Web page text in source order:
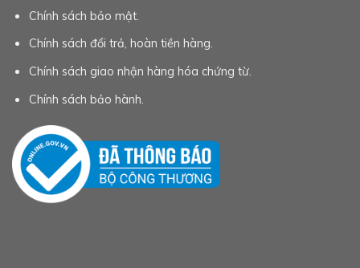
Chính sách bảo mật.
Chính sách đổi trả, hoàn tiền hàng.
Chính sách giao nhận hàng hóa chứng từ.
Chính sách bảo hành.